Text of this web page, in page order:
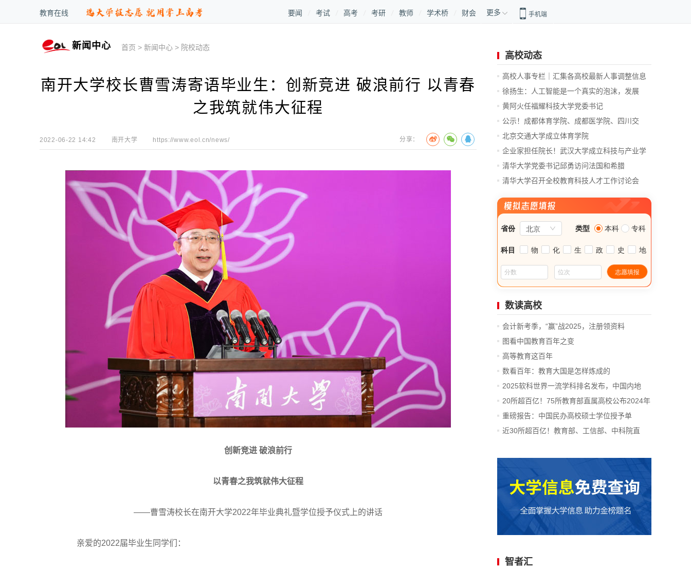
教育在线 要闻 考试 高考 考研 教师 学术桥 财会 更多 手机端
新闻中心 首页 >新闻中心 > 院校动态
南开大学校长曹雪涛寄语毕业生：创新竞进 破浪前行 以青春
之我筑就伟大征程
2022-06-22 14:42 南开大学 https://www.eol.cn/news/ 分享：
创新竞进 破浪前行
以青春之我筑就伟大征程
——曹雪涛校长在南开大学2022年毕业典礼暨学位授予仪式上的讲话
亲爱的2022届毕业生同学们：
高校动态
高校人事专栏｜汇集各高校最新人事调整信息
徐扬生：人工智能是一个真实的泡沫，发展
前...
黄阿火任福耀科技大学党委书记
公示！成都体育学院、成都医学院、四川交
通...
北京交通大学成立体育学院
企业家担任院长！武汉大学成立科技与产业学
院
清华大学党委书记邱勇访问法国和希腊
清华大学召开全校教育科技人才工作讨论会
数读高校
会计新考季，“赢”战2025，注册领资料
图看中国教育百年之变
高等教育这百年
数看百年：教育大国是怎样炼成的
2025软科世界一流学科排名发布，中国内地
14...
20所超百亿！75所教育部直属高校公布2024年
决算
重磅报告：中国民办高校硕士学位授予单
位、...
近30所超百亿！教育部、工信部、中科院直
智者汇